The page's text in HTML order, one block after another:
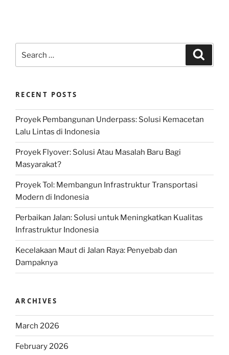
for:
RECENT POSTS
Proyek Pembangunan Underpass: Solusi Kemacetan
Lalu Lintas di Indonesia
Proyek Flyover: Solusi Atau Masalah Baru Bagi
Masyarakat?
Proyek Tol: Membangun Infrastruktur Transportasi
Modern di Indonesia
Perbaikan Jalan: Solusi untuk Meningkatkan Kualitas
Infrastruktur Indonesia
Kecelakaan Maut di Jalan Raya: Penyebab dan
Dampaknya
ARCHIVES
March 2026
February 2026